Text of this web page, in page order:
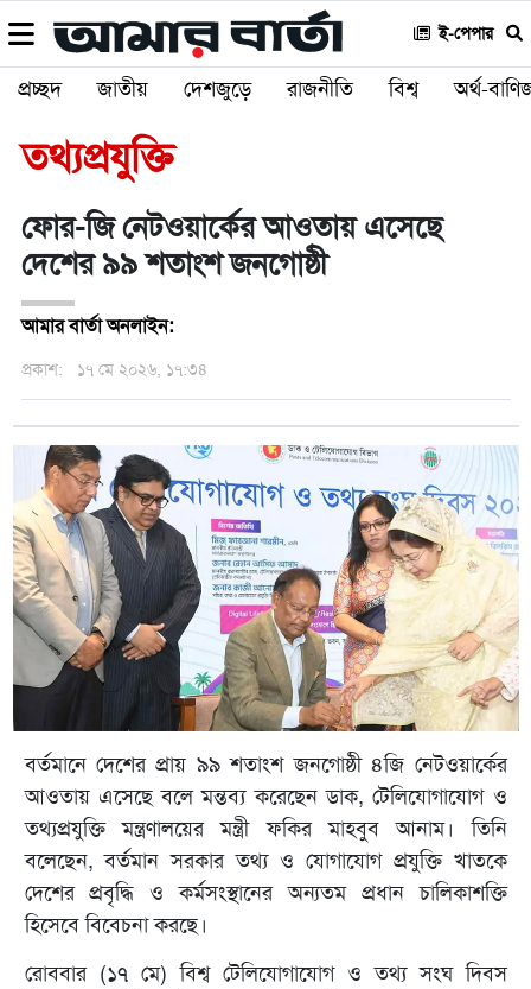
ই-পেপার
প্রচ্ছদ জাতীয় দেশজুড়ে রাজনীতি বিশ্ব অর্থ-
তথ্যপ্রযুক্তি
ফোর-জি নেটওয়ার্কের আওতায় এসেছে
দেশের ৯৯ শতাংশ জনগোষ্ঠী
আমার বার্তা অনলাইন:
প্রকাশ: ১৭ মে ২০২৬, ১৭:৩৪
বর্তমানে দেশের প্রায় ৯৯ শতাংশ জনগোষ্ঠী ৪জি নেটওয়ার্কের
আওতায় এসেছে বলে মন্তব্য করেছেন ডাক, টেলিযোগাযোগ ও
তথ্যপ্রযুক্তি মন্ত্রণালয়ের মন্ত্রী ফকির মাহবুব আনাম। তিনি
বলেছেন, বর্তমান সরকার তথ্য ও যোগাযোগ প্রযুক্তি খাতকে
দেশের প্রবৃদ্ধি ও কর্মসংস্থানের অন্যতম প্রধান চালিকাশক্তি
হিসেবে বিবেচনা করছে।
রোববার (১৭ মে) বিশ্ব টেলিযোগাযোগ ও তথ্য সংঘ দিবস